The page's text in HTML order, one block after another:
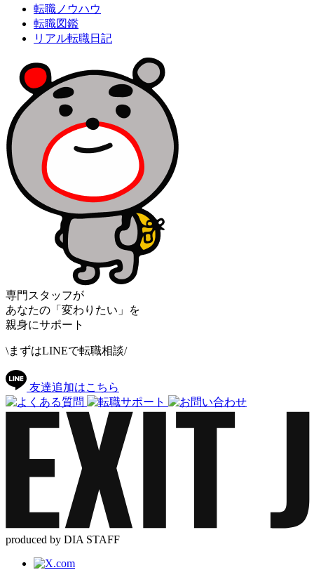
転職ノウハウ
転職図鑑
リアル転職日記
専門スタッフが
あなたの「変わりたい」を
親身にサポート
\まずはLINEで転職相談/
友達追加はこちら
produced by DIA STAFF